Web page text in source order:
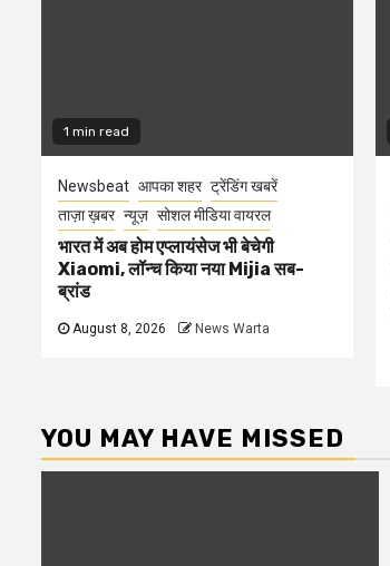
1 min read
Newsbeat आपका शहर ट्रेंडिंग खबरें
ताज़ा ख़बर न्यूज़ सोशल मीडिया वायरल
भारत में अब होम एप्लायंसेज भी बेचेगी
Xiaomi, लॉन्च किया नया Mijia सब-
ब्रांड
August 8, 2026 News Warta
YOU MAY HAVE MISSED